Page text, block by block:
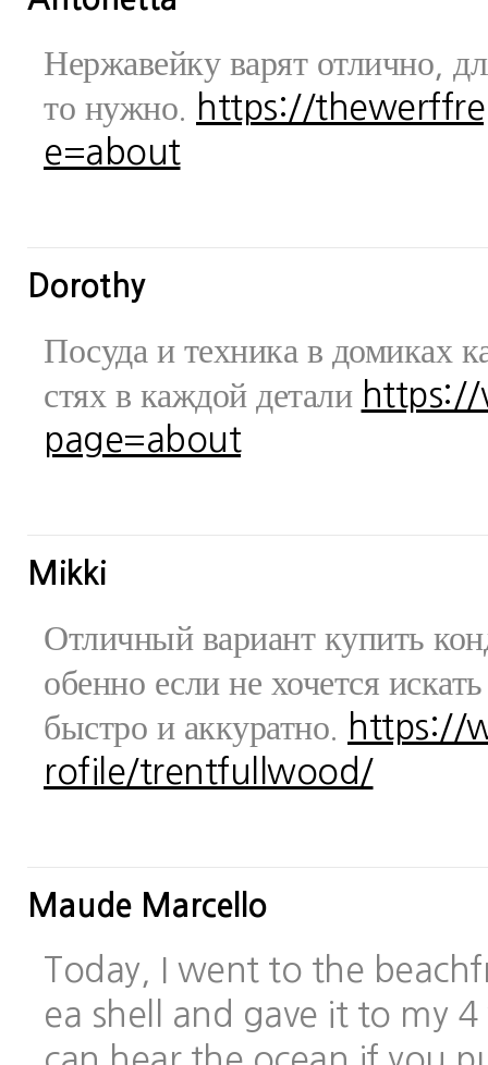
Нержавейку варят отлично,
то нужно.
https://
e=about
Dorothy
Посуда и техника в домиках
стях в каждой детали https://
page=about
Mikki
Отличный вариант купить
обенно если не хочется
быстро и аккуратно.
https://
rofile/trentfullwood/
Maude Marcello
Today, I went to the
ea shell and gave it to my